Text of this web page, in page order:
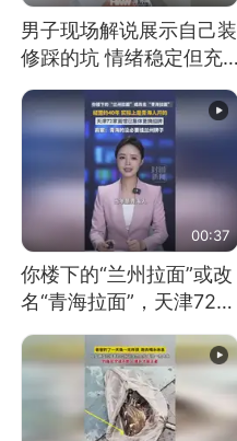
男子现场解说展示自己装
修踩的坑 情绪稳定但充
满无奈 每处都有精心设
计 但每处都有瑕疵 网
友：一开始我没笑 但看
到洗手盆我没绷住
00:37
你楼下的“兰州拉面”或改
名“青海拉面”，天津72家
面馆已集体更换招牌